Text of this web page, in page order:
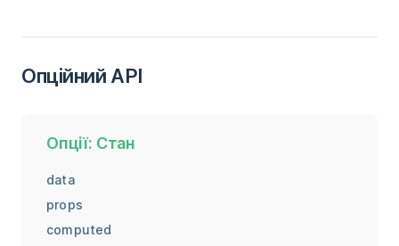
Опційний API
Опції: Стан
data
props
computed